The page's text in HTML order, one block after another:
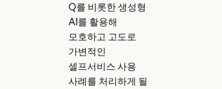
Q를 비롯한 생성형
AI를 활용해
모호하고 고도로
가변적인
셀프서비스 사용
사례를 처리하게 될